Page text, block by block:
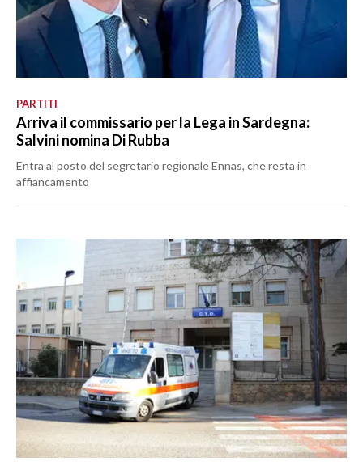
PARTITI
Arriva il commissario per la Lega in Sardegna:
Salvini nomina Di Rubba
Entra al posto del segretario regionale Ennas, che resta in
affiancamento